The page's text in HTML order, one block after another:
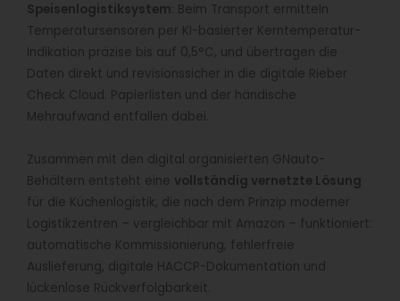
Speisenlogistiksystem : Beim Transport ermitteln
Temperatursensoren per KI-basierter Kerntemperatur-
Indikation präzise bis auf 0,5°C, und übertragen die
Daten direkt und revisionssicher in die digitale Rieber
Check Cloud. Papierlisten und der händische
Mehraufwand entfallen dabei.
Zusammen mit den digital organisierten GNauto-
Behältern entsteht eine vollständig vernetzte Lösung
für die Küchenlogistik, die nach dem Prinzip moderner
Logistikzentren – vergleichbar mit Amazon – funktioniert:
automatische Kommissionierung, fehlerfreie
Auslieferung, digitale HACCP-Dokumentation und
lückenlose Rückverfolgbarkeit.